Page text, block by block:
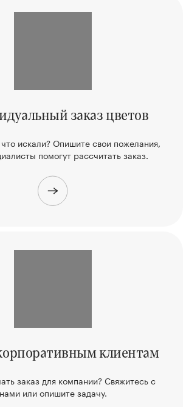
заказ цветов
искали? Опишите свои пожелания,
помогут рассчитать заказ.
клиентам
заказ для компании? Свяжитесьс
нами или опишите задачу.